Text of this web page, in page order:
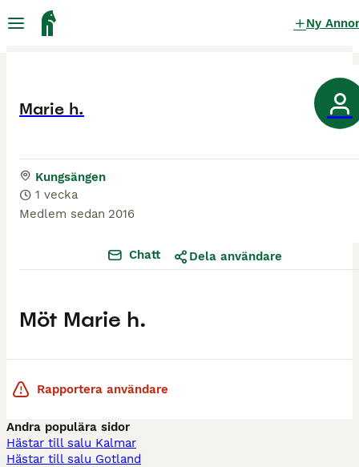
Ny
Marie h.
Kungsängen
1 vecka
Medlem sedan 2016
Möt Marie h.
Chatt Dela användare
Rapportera användare
Andra populära sidor
Hästar till salu Kalmar
Hästar till salu Gotland